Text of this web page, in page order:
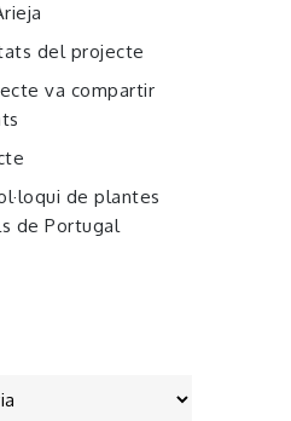
del projecte
va compartir
de plantes
de Portugal